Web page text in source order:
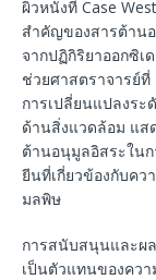
ผิวหนังที่ Case
สำคัญของสารต้าน
จากปฏิกิริยาออกซิ
ช่วยศาสตราจารย์ที่
การเปลี่ยนแปลงระ
ด้านสิ่งแวดล้อม แส
ต้านอนุมูลอิสระใน
ยีนที่เกี่ยวข้องกับคว
มลพิษ
การสนับสนุนและผ
เป็นตัวแทนของควา